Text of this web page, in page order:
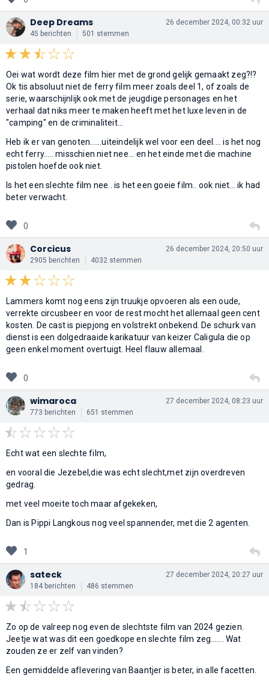
Deep Dreams
45 berichten 501 stemmen
26 december 2024, 00:32 uur
Oei wat wordt deze film hier met de grond gelijk gemaakt zeg?!?
Ok tis absoluut niet de ferry film meer zoals deel 1, of zoals de
serie, waarschijnlijk ook met de jeugdige personages en het
verhaal dat niks meer te maken heeft met het luxe leven in de
"camping" en de criminaliteit...
Heb ik er van genoten......uiteindelijk wel voor een deel.... is het nog
echt ferry..... misschien niet nee... en het einde met die machine
pistolen hoefde ook niet.
Is het een slechte film nee.. is het een goeie film.. ook niet... ik had
beter verwacht.
0
Corcicus
2905 berichten 4032 stemmen
26 december 2024, 20:50 uur
Lammers komt nog eens zijn truukje opvoeren als een oude,
verrekte circusbeer en voor de rest mocht het allemaal geen cent
kosten. De cast is piepjong en volstrekt onbekend. De schurk van
dienst is een dolgedraaide karikatuur van keizer Caligula die op
geen enkel moment overtuigt. Heel flauw allemaal.
0
wimaroca
773 berichten 651 stemmen
27 december 2024, 08:23 uur
Echt wat een slechte film,
en vooral die Jezebel,die was echt slecht,met zijn overdreven
gedrag.
met veel moeite toch maar afgekeken,
Dan is Pippi Langkous nog veel spannender, met die 2 agenten.
1
sateck
184 berichten 486 stemmen
27 december 2024, 20:27 uur
Zo op de valreep nog even de slechtste film van 2024 gezien.
Jeetje wat was dit een goedkope en slechte film zeg……. Wat
zouden ze er zelf van vinden?
Een gemiddelde aflevering van Baantjer is beter, in alle facetten.